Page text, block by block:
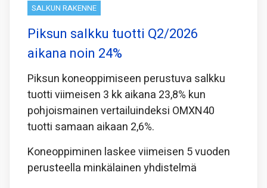
SALKUN RAKENNE
Piksun salkku tuotti Q2/2026
aikana noin 24%
Piksun koneoppimiseen perustuva salkku
tuotti viimeisen 3 kk aikana 23,8% kun
pohjoismainen vertailuindeksi OMXN40
tuotti samaan aikaan 2,6%.
Koneoppiminen laskee viimeisen 5 vuoden
perusteella minkälainen yhdistelmä